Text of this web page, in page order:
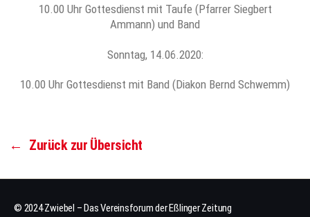
10.00 Uhr Gottesdienst mit Taufe (Pfarrer Siegbert
Ammann) und Band
Sonntag, 14.06.2020:
10.00 Uhr Gottesdienst mit Band (Diakon Bernd Schwemm)
← Zurück zur Übersicht
© 2024 Zwiebel – Das Vereinsforum der Eßlinger Zeitung